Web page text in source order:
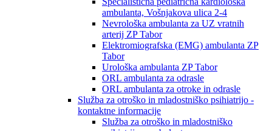
ambulanta, Vošnjakova ulica 2-4
Nevrološka ambulanta za UZ vratnih
arterij ZP Tabor
Elektromiografska (EMG) ambulanta ZP
Tabor
Urološka ambulanta ZP Tabor
ORL ambulanta za odrasle
ORL ambulanta za otroke in odrasle
Služba za otroško in mladostniško psihiatrijo -
kontaktne informacije
Služba za otroško in mladostniško